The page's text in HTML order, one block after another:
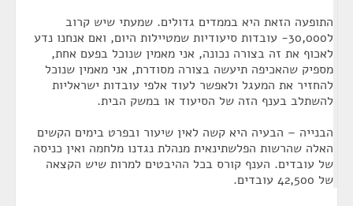
התופעה הזאת היא בממדים גדולים. שמעתי שיש קרוב
ל30,000- עובדות סיעודיות שמטיילות היום, ואם אנחנו נדע
לאכוף את זה בצורה נכונה, אני מאמין שנוכל בפעם אחת,
מספיק שהאכיפה תיעשה בצורה מסודרת, אני מאמין שנוכל
להחזיר את המעגל ולאפשר לעוד אלפי עובדות ישראליות
להשתלב בענף הזה של הסיעוד או במשק הבית.
הבנייה – הבעיה היא קשה לאין שיעור ובפרט בימים הקשים
האלה שהרשות הפלשתינאית מנהלת נגדנו מלחמה ואין כניסה
של עובדים. הענף קורס בכל ההיבטים למרות שיש הקצאה
של 42,500 עובדים.